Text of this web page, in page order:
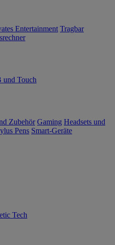
Entertainment Tragbar
und Touch
Zubehör Gaming Headsets und
Pens Smart-Geräte
Tech